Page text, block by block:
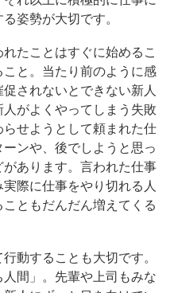
姿勢が大切です。
たことはすぐに始めるこ
と。当たり前のように感
されないとできない新人
がよくやってしまう失敗
せようとして頼まれた仕
ンや、後でしようと思っ
あります。言われた仕事
際に仕事をやり切れる人
ともだんだん増えてくる
動することも大切です。
間」。先輩や上司もみな